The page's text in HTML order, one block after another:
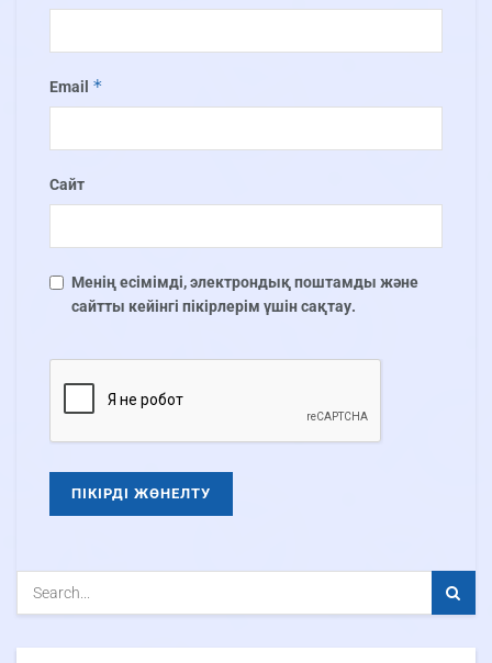
Email *
Сайт
Менің есімімді, электрондық поштамды және
сайтты кейінгі пікірлерім үшін сақтау.